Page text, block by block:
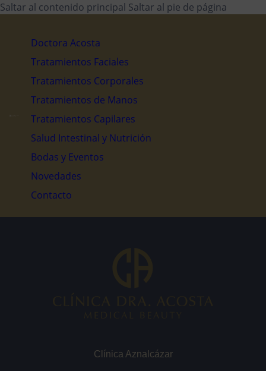
Saltar al contenido principal Saltar al pie de página
Doctora Acosta
Tratamientos Faciales
Tratamientos Corporales
Tratamientos de Manos
Tratamientos Capilares
Salud Intestinal y Nutrición
Bodas y Eventos
Novedades
Contacto
Clínica Aznalcázar